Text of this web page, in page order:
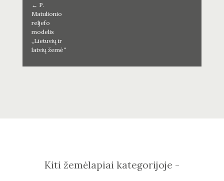
← P.
Matulionio
reljefo
modelis
„Lietuvių ir
latvių žemė“
Kiti žemėlapiai kategorijoje -